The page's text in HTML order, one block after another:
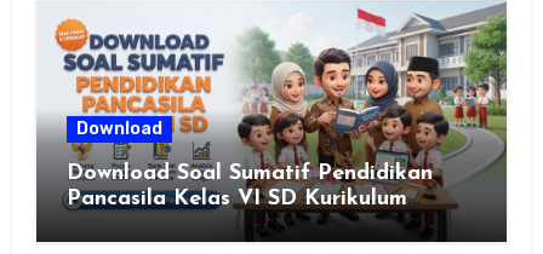
Download
Download Soal Sumatif Pendidikan
Pancasila Kelas VI SD Kurikulum
Merdeka, Solusi Praktis Guru